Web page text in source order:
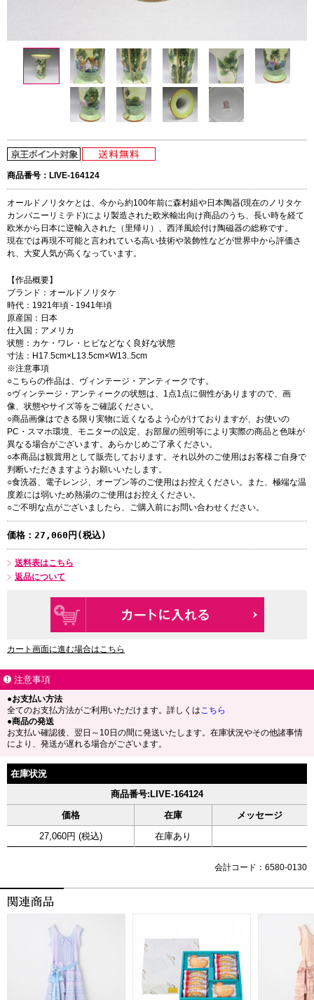
商品番号：LIVE-164124
オールドノリタケとは、今から約100年前に森村組や日本陶器(現在のノリタケ
カンパニーリミテド)により製造された欧米輸出向け商品のうち、長い時を経て
欧米から日本に逆輸入された（里帰り）、西洋風絵付け陶磁器の総称です。
現在では再現不可能と言われている高い技術や装飾性などが世界中から評価さ
れ、大変人気が高くなっています。
【作品概要】
ブランド：オールドノリタケ
時代：1921年頃 - 1941年頃
原産国：日本
仕入国：アメリカ
状態：カケ・ワレ・ヒビなどなく良好な状態
寸法：H17.5cm×L13.5cm×W13..5cm
※注意事項
○こちらの作品は、ヴィンテージ・アンティークです。
○ヴィンテージ・アンティークの状態は、1点1点に個性がありますので、画
像、状態やサイズ等をご確認ください。
○商品画像はできる限り実物に近くなるよう心がけておりますが、お使いの
PC・スマホ環境、モニターの設定、お部屋の照明等により実際の商品と色味が
異なる場合がございます。あらかじめご了承ください。
○本商品は観賞用として販売しております。それ以外のご使用はお客様ご自身で
判断いただきますようお願いいたします。
○食洗器、電子レンジ、オーブン等のご使用はお控えください。また、極端な温
度差には弱いため熱湯のご使用はお控えください。
○ご不明な点がございましたら、ご購入前にお問い合わせください。
価格： 27,060円(税込)
送料表はこちら
返品について
カート画面に進む場合はこちら
注意事項
●お支払い方法
全てのお支払方法がご利用いただけます。詳しくはこちら
●商品の発送
お支払い確認後、翌日～10日の間に発送いたします。在庫状況やその他諸事情
により、発送が遅れる場合がございます。
在庫状況
商品番号:LIVE-164124
価格
在庫
メッセージ
27,060円 (税込)
在庫あり
会計コード：6580-0130